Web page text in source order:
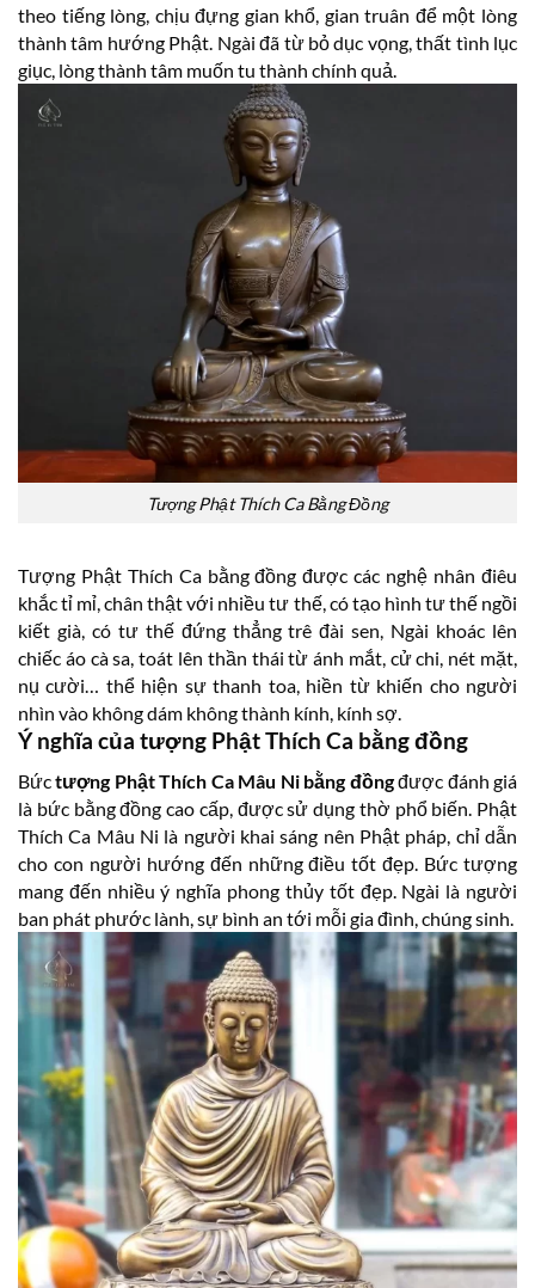
theo tiếng lòng, chịu đựng gian khổ, gian truân để một lòng
thành tâm hướng Phật. Ngài đã từ bỏ dục vọng, thất tình lục
giục, lòng thành tâm muốn tu thành chính quả.
Tượng Phật Thích Ca Bằng Đồng
Tượng Phật Thích Ca bằng đồng được các nghệ nhân điêu
khắc tỉ mỉ, chân thật với nhiều tư thế, có tạo hình tư thế ngồi
kiết già, có tư thế đứng thẳng trê đài sen, Ngài khoác lên
chiếc áo cà sa, toát lên thần thái từ ánh mắt, cử chi, nét mặt,
nụ cười… thể hiện sự thanh toa, hiền từ khiến cho người
nhìn vào không dám không thành kính, kính sợ.
Ý nghĩa của tượng Phật Thích Ca bằng đồng
Bứctượng Phật Thích Ca Mâu Ni bằng đồngđược đánh giá
là bức bằng đồng cao cấp, được sử dụng thờ phổ biến. Phật
Thích Ca Mâu Ni là người khai sáng nên Phật pháp, chỉ dẫn
cho con người hướng đến những điều tốt đẹp. Bức tượng
mang đến nhiều ý nghĩa phong thủy tốt đẹp. Ngài là người
ban phát phước lành, sự bình an tới mỗi gia đình, chúng sinh.